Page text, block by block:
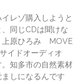
レゾ購入しようと
同じCDは聞けな
上原ひろみ MOVE
イドオーディオ
。知多市の自然素材
しになるんです